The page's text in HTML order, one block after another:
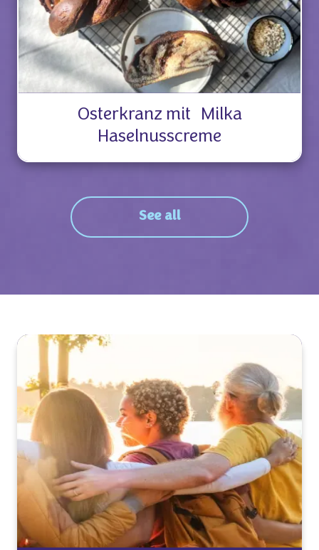
Osterkranz mit Milka
Haselnusscreme
See all